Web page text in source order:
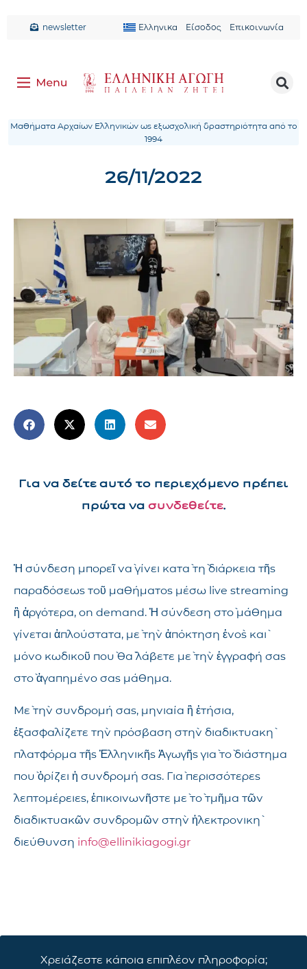
newsletter Ελληνικα Είσοδος Επικοινωνία
Μαθήματα Αρχαίων Ελληνικών ως εξωσχολική δραστηριότητα από το
1994
26/11/2022
Για να δείτε αυτό το περιεχόμενο πρέπει
πρώτα να συνδεθείτε.
Ἡ σύνδεση μπορεῖ νὰ γίνει κατὰ τὴ διάρκεια τῆς
παραδόσεως τοῦ μαθήματος μέσω live streaming
ἢ ἀργότερα, on demand. Ἡ σύνδεση στὸ μάθημα
γίνεται ἁπλούστατα, μὲ τὴν ἀπόκτηση ἑνὸς καὶ
μόνο κωδικοῦ ποὺ θὰ λάβετε μὲ τὴν ἐγγραφή σας
στὸ ἀγαπημένο σας μάθημα.
Μὲ τὴν συνδρομή σας, μηνιαία ἢ ἐτήσια,
ἐξασφαλίζετε τὴν πρόσβαση στὴν διαδικτυακὴ
πλατφόρμα τῆς Ἑλληνικῆς Ἀγωγῆς γιὰ τὸ διάστημα
ποὺ ὁρίζει ἡ συνδρομή σας. Γιὰ περισσότερες
λεπτομέρειες, ἐπικοινωνῆστε μὲ τὸ τμῆμα τῶν
διαδικτυακῶν συνδρομῶν στὴν ἠλεκτρονικὴ
διεύθυνση info@ellinikiagogi.gr
Χρειάζεστε κάποια επιπλέον πληροφορία;